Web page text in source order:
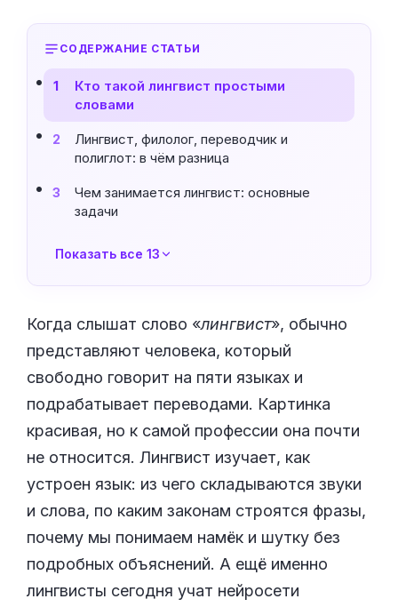
СОДЕРЖАНИЕ СТАТЬИ
1
Кто такой лингвист простыми
словами
2
Лингвист, филолог, переводчик и
полиглот: в чём разница
3
Чем занимается лингвист: основные
задачи
Показать все 13
Когда слышат слово «лингвист», обычно
представляют человека, который
свободно говорит на пяти языках и
подрабатывает переводами. Картинка
красивая, но к самой профессии она почти
не относится. Лингвист изучает, как
устроен язык: из чего складываются звуки
и слова, по каким законам строятся фразы,
почему мы понимаем намёк и шутку без
подробных объяснений. А ещё именно
лингвисты сегодня учат нейросети